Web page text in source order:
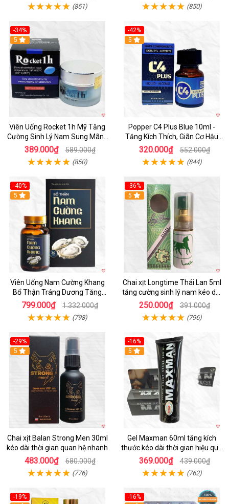
(851) (850)
-34%
5
Viên Uống Rocket 1h Mỹ Tăng
Cường Sinh Lý Nam Sung Mãnh
Cương Dương
389.000₫ 589.000₫
(850)
-42%
5
Popper C4 Plus Blue 10ml -
Tăng Kích Thích, Giãn Cơ Hậu
Môn
320.000₫ 552.000₫
(844)
-40%
5
Viên Uống Nam Cường Khang
Bổ Thận Tráng Dương Tăng
Cường Sinh Lý Nam
799.000₫ 1.332.000₫
(798)
-36%
5
Chai xịt Longtime Thái Lan 5ml
tăng cường sinh lý nam kéo dài
quan hệ
250.000₫ 391.000₫
(796)
-29%
5
Chai xịt Balan Strong Men 30ml
kéo dài thời gian quan hệ nhanh
483.000₫ 680.000₫
(776)
-16%
5
Gel Maxman 60ml tăng kích
thước kéo dài thời gian hiệu quả
cho nam
369.000₫ 439.000₫
(762)
-19%
-16%